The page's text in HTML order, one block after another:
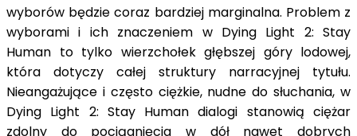
wyborów będzie coraz bardziej marginalna. Problem z
wyborami i ich znaczeniem w Dying Light 2: Stay
Human to tylko wierzchołek głębszej góry lodowej,
która dotyczy całej struktury narracyjnej tytułu.
Nieangażujące i często ciężkie, nudne do słuchania, w
Dying Light 2: Stay Human dialogi stanowią ciężar
zdolny do pociągnięcia w dół nawet dobrych